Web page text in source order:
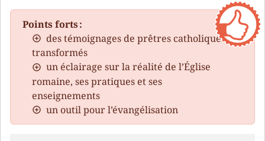
Points forts :
des témoignages de prêtres catholiques
transformés
un éclairage sur la réalité de l’Église
romaine, ses pratiques et ses
enseignements
un outil pour l’évangélisation